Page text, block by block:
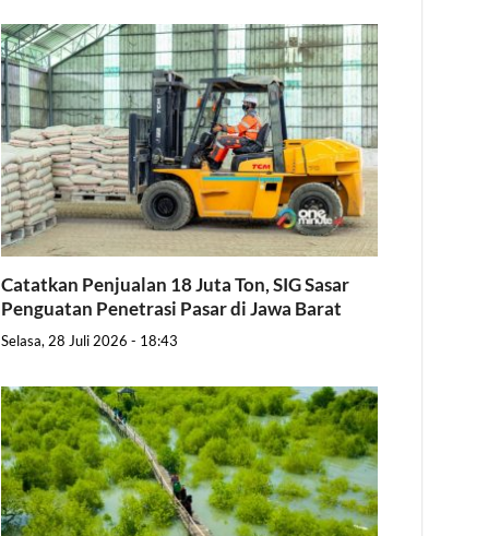
Catatkan Penjualan 18 Juta Ton, SIG Sasar
Penguatan Penetrasi Pasar di Jawa Barat
Selasa, 28 Juli 2026 - 18:43